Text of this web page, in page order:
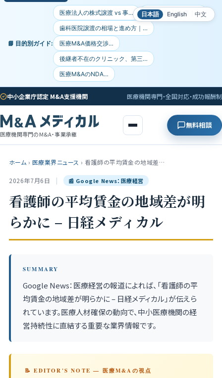
日本語 English 中文
📘 目的別ガイド:
医療法人の株式譲渡 vs 事… 医療M&A契約書｜…
歯科医院譲渡の相場と進め方｜…
医療M&A価格交渉…
後継者不在のクリニック、第三…
医療M&AのNDA…
中小企業庁認定 M&A支援機関 医療機関専門・全国対応・成功報酬制
医療機関専門のM&A・事業承継
無料相談
ホーム › 医療業界ニュース › 看護師の平均賃金の地域差…
2026年7月6日 | 📰 Google News：医療経営
看護師の平均賃金の地域差が明
らかに – 日経メディカル
SUMMARY
Google News：医療経営の報道によれば、「看護師の平
均賃金の地域差が明らかに – 日経メディカル」が伝えら
れています。医療人材確保の動向で、中小医療機関の経
営持続性に直結する重要な業界情報です。
📝 EDITOR'S NOTE — 医療M&Aの視点